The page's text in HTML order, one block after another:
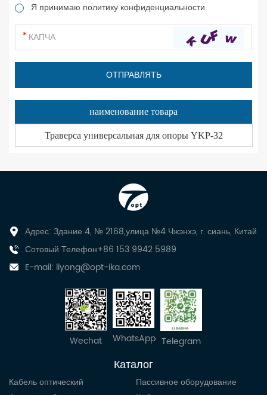
Я принимаю политику конфиденциальности
наименование товара
Траверса универсальная для опоры YKP-32
Адрес: Здание 4, № 2168,улица №4 Чжэнхэ, г. сиань, Китай
Сотовый Телефон+86 153 9942 5989
E-mail: liyong@opt-ika.com
Wechat WhatsApp Telegram
Каталог
Кабель оптический
Пассивное оборудование